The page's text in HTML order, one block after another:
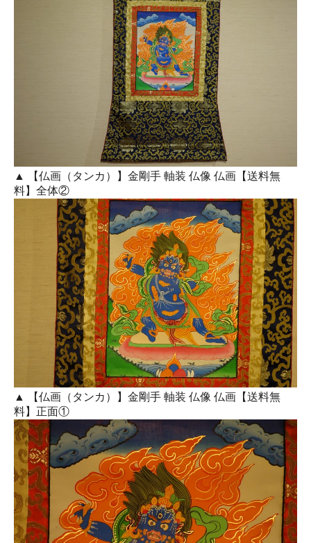
▲ 【仏画（タンカ）】金剛手 軸装 仏像 仏画【送料無
料】全体②
▲ 【仏画（タンカ）】金剛手 軸装 仏像 仏画【送料無
料】正面①